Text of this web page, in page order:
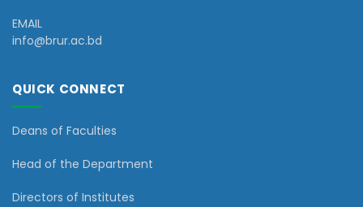
EMAIL
info@brur.ac.bd
QUICK CONNECT
Deans of Faculties
Head of the Department
Directors of Institutes